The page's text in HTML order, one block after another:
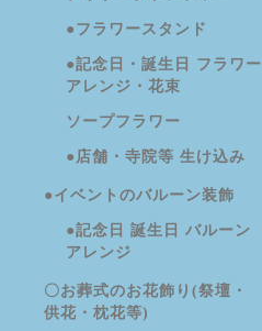
●フラワースタンド
●記念日・誕生日 フラワー
アレンジ・花束
ソープフラワー
●店舗・寺院等 生け込み
●イベントのバルーン装飾
●記念日 誕生日 バルーン
アレンジ
〇お葬式のお花飾り(祭壇・
供花・枕花等)